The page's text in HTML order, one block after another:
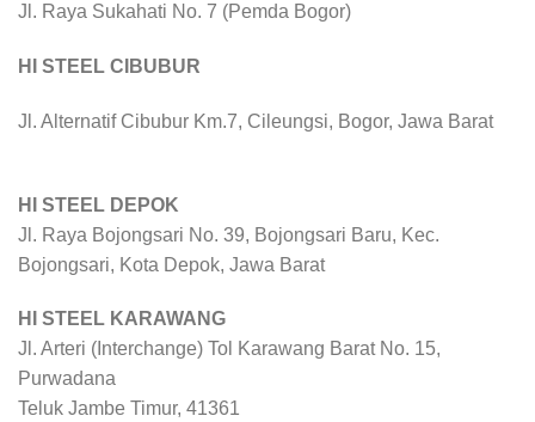
Jl. Raya Sukahati No. 7 (Pemda Bogor)
HI STEEL CIBUBUR
Jl. Alternatif Cibubur Km.7, Cileungsi, Bogor, Jawa Barat
HI STEEL DEPOK
Jl. Raya Bojongsari No. 39, Bojongsari Baru, Kec.
Bojongsari, Kota Depok, Jawa Barat
HI STEEL KARAWANG
Jl. Arteri (Interchange) Tol Karawang Barat No. 15,
Purwadana
Teluk Jambe Timur, 41361